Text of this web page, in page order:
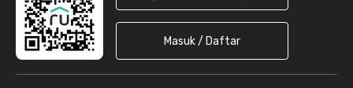
Masuk / Daftar